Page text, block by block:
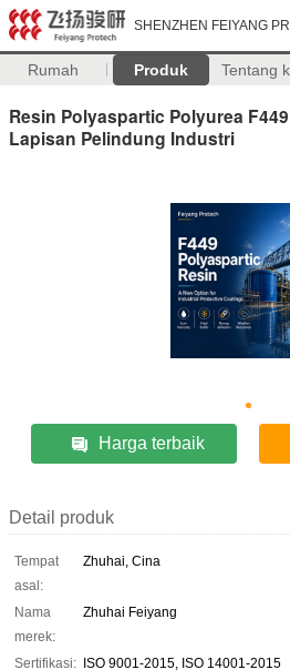
SHENZHEN FEIYANG
Rumah Produk Tentang
Resin Polyaspartic Polyurea
Lapisan Pelindung Industri
Harga terbaik
Detail produk
Tempat
asal:
Zhuhai, Cina
Nama
merek:
Zhuhai Feiyang
Sertifikasi: ISO 9001-2015, ISO 14001-2015